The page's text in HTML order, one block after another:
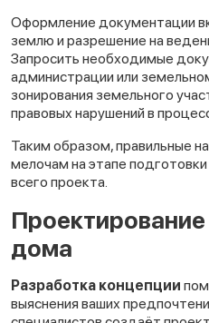
Оформление документации
землю и разрешение на
Запросить необходимые
администрации или
зонирования земельного
правовых нарушений в
Таким образом, правильные
мелочам на этапе
всего проекта.
дома
Разработка концепции
выяснения ваших